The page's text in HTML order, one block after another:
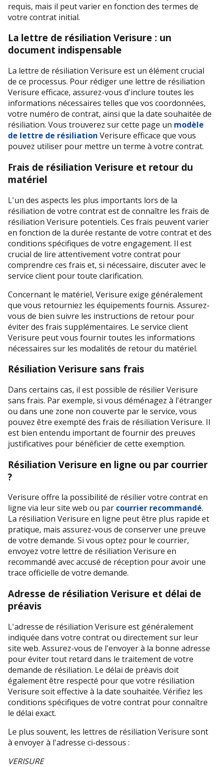
requis, mais il peut varier en fonction des termes de
votre contrat initial.
La lettre de résiliation Verisure : un
document indispensable
La lettre de résiliation Verisure est un élément crucial
de ce processus. Pour rédiger une lettre de résiliation
Verisure efficace, assurez-vous d'inclure toutes les
informations nécessaires telles que vos coordonnées,
votre numéro de contrat, ainsi que la date souhaitée de
résiliation. Vous trouverez sur cette page un modèle
de lettre de résiliation Verisure efficace que vous
pouvez utiliser pour mettre un terme à votre contrat.
Frais de résiliation Verisure et retour du
matériel
L'un des aspects les plus importants lors de la
résiliation de votre contrat est de connaître les frais de
résiliation Verisure potentiels. Ces frais peuvent varier
en fonction de la durée restante de votre contrat et des
conditions spécifiques de votre engagement. Il est
crucial de lire attentivement votre contrat pour
comprendre ces frais et, si nécessaire, discuter avec le
service client pour toute clarification.
Concernant le matériel, Verisure exige généralement
que vous retourniez les équipements fournis. Assurez-
vous de bien suivre les instructions de retour pour
éviter des frais supplémentaires. Le service client
Verisure peut vous fournir toutes les informations
nécessaires sur les modalités de retour du matériel.
Résiliation Verisure sans frais
Dans certains cas, il est possible de résilier Verisure
sans frais. Par exemple, si vous déménagez à l'étranger
ou dans une zone non couverte par le service, vous
pouvez être exempté des frais de résiliation Verisure. Il
est bien entendu important de fournir des preuves
justificatives pour bénéficier de cette exemption.
Résiliation Verisure en ligne ou par courrier
?
Verisure offre la possibilité de résilier votre contrat en
ligne via leur site web ou par courrier recommandé.
La résiliation Verisure en ligne peut être plus rapide et
pratique, mais assurez-vous de conserver une preuve
de votre demande. Si vous optez pour le courrier,
envoyez votre lettre de résiliation Verisure en
recommandé avec accusé de réception pour avoir une
trace officielle de votre demande.
Adresse de résiliation Verisure et délai de
préavis
L'adresse de résiliation Verisure est généralement
indiquée dans votre contrat ou directement sur leur
site web. Assurez-vous de l'envoyer à la bonne adresse
pour éviter tout retard dans le traitement de votre
demande de résiliation. Le délai de préavis doit
également être respecté pour que votre résiliation
Verisure soit effective à la date souhaitée. Vérifiez les
conditions spécifiques de votre contrat pour connaître
le délai exact.
Le plus souvent, les lettres de résiliation Verisure sont
à envoyer à l'adresse ci-dessous :
VERISURE